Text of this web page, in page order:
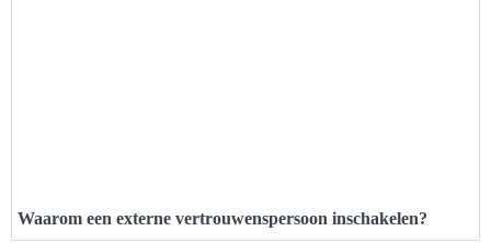
Waarom een externe vertrouwenspersoon inschakelen?